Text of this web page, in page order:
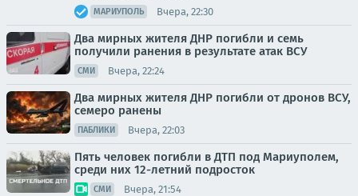
МАРИУПОЛЬ Вчера, 22:30
Два мирных жителя ДНР погибли и семь
получили ранения в результате атак ВСУ
СМИ Вчера, 22:24
Два мирных жителя ДНР погибли от дронов ВСУ,
семеро ранены
ПАБЛИКИ Вчера, 22:03
Пять человек погибли в ДТП под Мариуполем,
среди них 12-летний подросток
СМИ Вчера, 21:54